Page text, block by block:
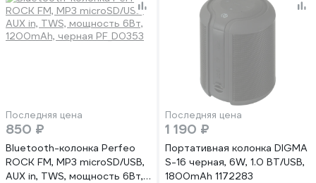
Последняя цена
850 ₽
Bluetooth-колонка Perfeo
ROCK FM, MP3 microSD/USB,
AUX in, TWS, мощность 6Вт,
Последняя цена
1 190 ₽
Портативная колонка DIGMA
S-16 черная, 6W, 1.0 BT/USB,
1800mAh 1172283